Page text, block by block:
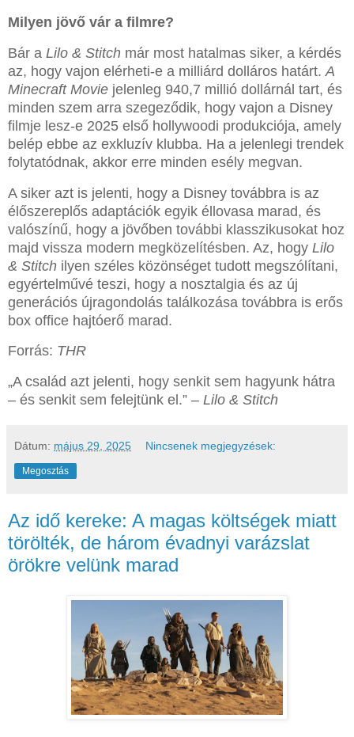
Milyen jövő vár a filmre?
Bár a Lilo & Stitch már most hatalmas siker, a kérdés
az, hogy vajon elérheti-e a milliárd dolláros határt. A
Minecraft Movie jelenleg 940,7 millió dollárnál tart, és
minden szem arra szegeződik, hogy vajon a Disney
filmje lesz-e 2025 első hollywoodi produkciója, amely
belép ebbe az exkluzív klubba. Ha a jelenlegi trendek
folytatódnak, akkor erre minden esély megvan.
A siker azt is jelenti, hogy a Disney továbbra is az
élőszereplős adaptációk egyik éllovasa marad, és
valószínű, hogy a jövőben további klasszikusokat hoz
majd vissza modern megközelítésben. Az, hogy Lilo
& Stitch ilyen széles közönséget tudott megszólítani,
egyértelművé teszi, hogy a nosztalgia és az új
generációs újragondolás találkozása továbbra is erős
box office hajtóerő marad.
Forrás: THR
„A család azt jelenti, hogy senkit sem hagyunk hátra
– és senkit sem felejtünk el.” – Lilo & Stitch
Dátum: május 29, 2025 Nincsenek megjegyzések:
Megosztás
Az idő kereke: A magas költségek miatt
törölték, de három évadnyi varázslat
örökre velünk marad